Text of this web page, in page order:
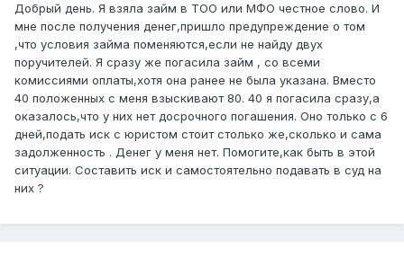
Добрый день. Я взяла займ в ТОО или МФО честное слово. И
мне после получения денег,пришло предупреждение о том
,что условия займа поменяются,если не найду двух
поручителей. Я сразу же погасила займ , со всеми
комиссиями оплаты,хотя она ранее не была указана. Вместо
40 положенных с меня взыскивают 80. 40 я погасила сразу,а
оказалось,что у них нет досрочного погашения. Оно только с 6
дней,подать иск с юристом стоит столько же,сколько и сама
задолженность . Денег у меня нет. Помогите,как быть в этой
ситуации. Составить иск и самостоятельно подавать в суд на
них ?